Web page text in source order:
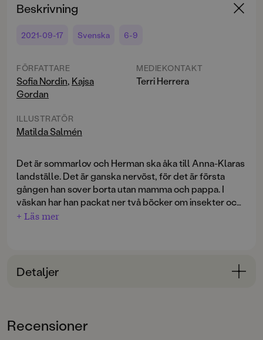
Beskrivning
2021-09-17 Svenska 6-9
FÖRFATTARE
Sofia Nordin, Kajsa
Gordan
ILLUSTRATÖR
Matilda Salmén
MEDIEKONTAKT
Terri Herrera
Det är sommarlov och Herman ska åka till Anna-Klaras
landställe. Det är ganska nervöst, för det är första
gången han sover borta utan mamma och pappa. I
väskan har han packat ner två böcker om insekter och
en om isbjörnar, för säkerhets skull.
frukost och i skogen står det en massa konstiga gamla
bilar. Dessutom fyller Anna-Klara år och Herman har ju
är den tredje, fristående delen om bästisarna
Anna-Klara och Herman.
+ Läs mer
Detaljer
6-9
Recensioner